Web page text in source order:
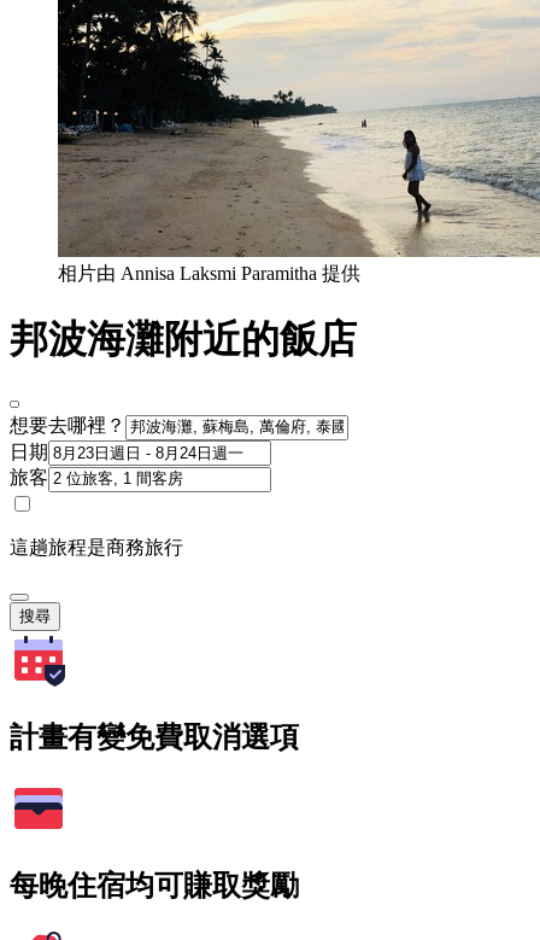
相片由 Annisa Laksmi Paramitha 提供
邦波海灘附近的飯店
想要去哪裡？
日期
旅客
這趟旅程是商務旅行
搜尋
計畫有變免費取消選項
每晚住宿均可賺取獎勵